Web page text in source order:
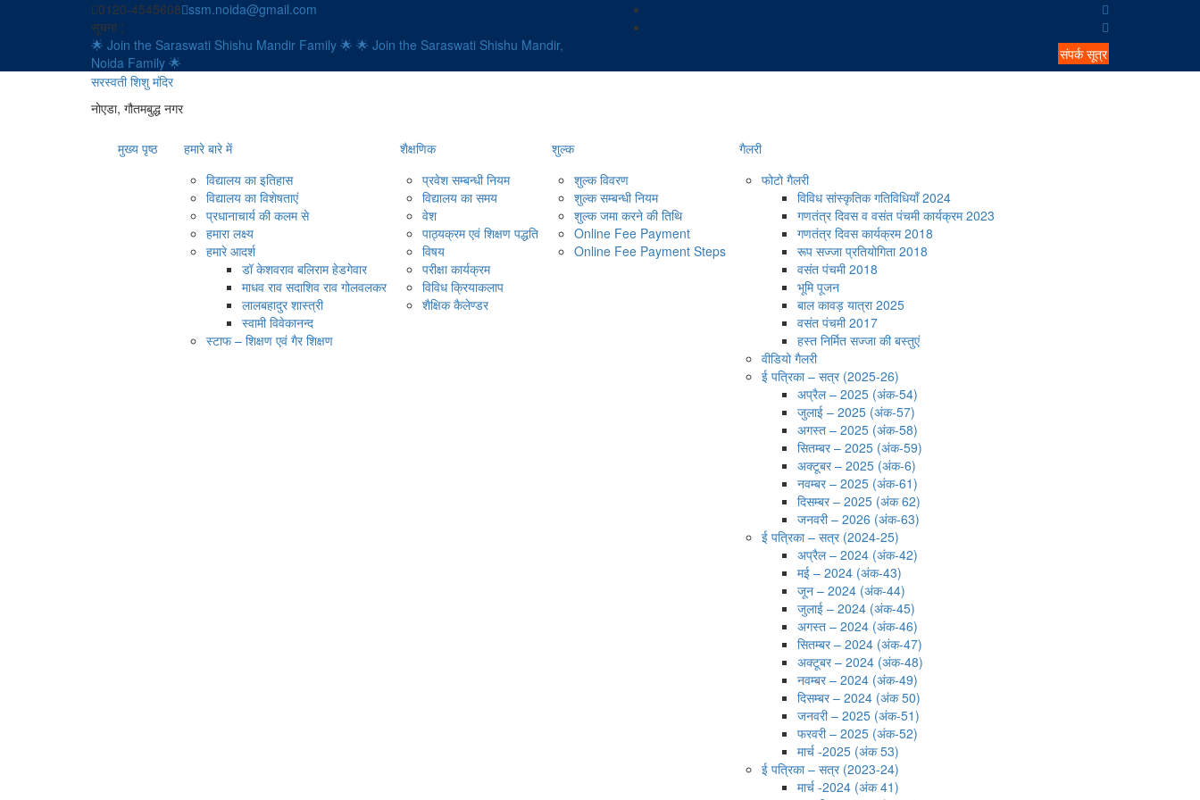
0120-4545608 ssm.noida@gmail.com
सूचना :
🌟 Join the Saraswati Shishu Mandir Family 🌟 🌟 Join the Saraswati Shishu Mandir,
Noida Family 🌟
संपर्क सूत्र
सरस्वती शिशु मंदिर
नोएडा, गौतमबुद्ध नगर
मुख्य पृष्ठ
हमारे बारे में
विद्यालय का इतिहास
विद्यालय का विशेषताएं
प्रधानाचार्य की कलम से
हमारा लक्ष्य
हमारे आदर्श
डॉ केशवराव बलिराम हेडगेवार
माधव राव सदाशिव राव गोलवलकर
लालबहादुर शास्त्री
स्वामी विवेकानन्द
स्टाफ – शिक्षण एवं गैर शिक्षण
शैक्षणिक
प्रवेश सम्बन्धी नियम
विद्यालय का समय
वेश
पाठ्यक्रम एवं शिक्षण पद्धति
विषय
परीक्षा कार्यक्रम
विविध क्रियाकलाप
शैक्षिक कैलेण्डर
शुल्क
शुल्क विवरण
शुल्क सम्बन्धी नियम
शुल्क जमा करने की तिथि
Online Fee Payment
Online Fee Payment Steps
गैलरी
फोटो गैलरी
विविध सांस्कृतिक गतिविधियाँ 2024
गणतंत्र दिवस व वसंत पंचमी कार्यक्रम 2023
गणतंत्र दिवस कार्यक्रम 2018
रूप सज्जा प्रतियोगिता 2018
वसंत पंचमी 2018
भूमि पूजन
बाल कावड़ यात्रा 2025
वसंत पंचमी 2017
हस्त निर्मित सज्जा की बस्तुएं
वीडियो गैलरी
ई पत्रिका – सत्र (2025-26)
अप्रैल – 2025 (अंक-54)
जुलाई – 2025 (अंक-57)
अगस्त – 2025 (अंक-58)
सितम्बर – 2025 (अंक-59)
अक्टूबर – 2025 (अंक-6)
नवम्बर – 2025 (अंक-61)
दिसम्बर – 2025 (अंक 62)
जनवरी – 2026 (अंक-63)
ई पत्रिका – सत्र (2024-25)
अप्रैल – 2024 (अंक-42)
मई – 2024 (अंक-43)
जून – 2024 (अंक-44)
जुलाई – 2024 (अंक-45)
अगस्त – 2024 (अंक-46)
सितम्बर – 2024 (अंक-47)
अक्टूबर – 2024 (अंक-48)
नवम्बर – 2024 (अंक-49)
दिसम्बर – 2024 (अंक 50)
जनवरी – 2025 (अंक-51)
फरवरी – 2025 (अंक-52)
मार्च -2025 (अंक 53)
ई पत्रिका – सत्र (2023-24)
मार्च -2024 (अंक 41)